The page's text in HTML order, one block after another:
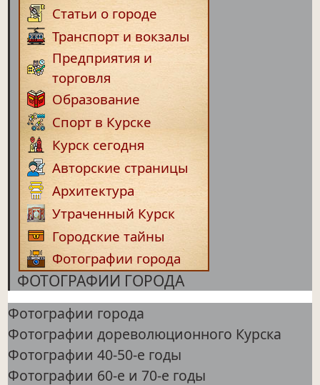
Статьи о городе
Транспорт и вокзалы
Предприятия и
торговля
Образование
Спорт в Курске
Курск сегодня
Авторские страницы
Архитектура
Утраченный Курск
Городские тайны
Фотографии города
ФОТОГРАФИИ ГОРОДА
Фотографии города
Фотографии дореволюционного Курска
Фотографии 40-50-е годы
Фотографии 60-е и 70-е годы